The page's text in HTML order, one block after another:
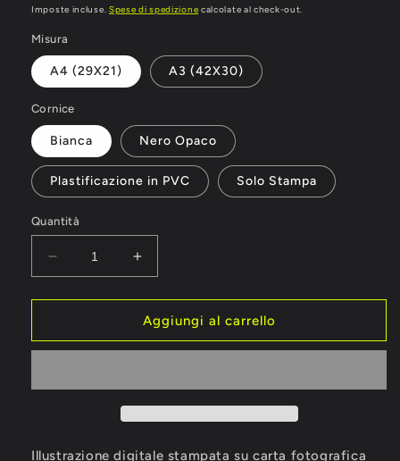
di
scontato
Imposte incluse. Spese di spedizione calcolate al check-out.
Misura
A4 (29X21) A3 (42X30)
Cornice
Bianca Nero Opaco
Plastificazione in PVC Solo Stampa
Quantità
Diminuisci
quantità
per
Brady
Aumenta
quantità
per
Tom
Brady
Aggiungi al carrello
Illustrazione digitale stampata su carta fotografica